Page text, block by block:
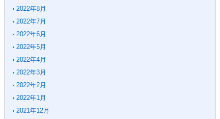
2022年8月
2022年7月
2022年6月
2022年5月
2022年4月
2022年3月
2022年2月
2022年1月
2021年12月